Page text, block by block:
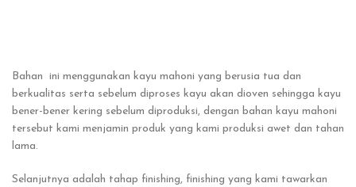
Bahan ini menggunakan kayu mahoni yang berusia tua dan
berkualitas serta sebelum diproses kayu akan dioven sehingga kayu
bener-bener kering sebelum diproduksi, dengan bahan kayu mahoni
tersebut kami menjamin produk yang kami produksi awet dan tahan
lama.
Selanjutnya adalah tahap finishing, finishing yang kami tawarkan